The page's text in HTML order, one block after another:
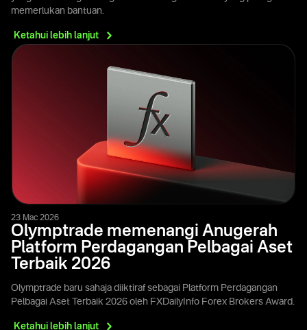
memerlukan bantuan.
Ketahui lebih lanjut
23 Mac 2026
Olymptrade memenangi Anugerah
Platform Perdagangan Pelbagai Aset
Terbaik 2026
Olymptrade baru sahaja diiktiraf sebagai Platform Perdagangan
Pelbagai Aset Terbaik 2026 oleh FXDailyInfo Forex Brokers Award.
Ketahui lebih lanjut